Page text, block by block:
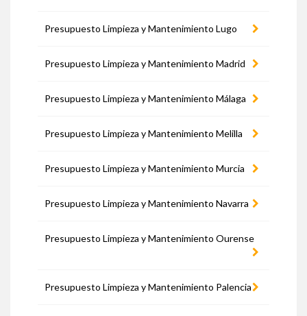
Presupuesto Limpieza y Mantenimiento Lugo
Presupuesto Limpieza y Mantenimiento Madrid
Presupuesto Limpieza y Mantenimiento Málaga
Presupuesto Limpieza y Mantenimiento Melilla
Presupuesto Limpieza y Mantenimiento Murcia
Presupuesto Limpieza y Mantenimiento Navarra
Presupuesto Limpieza y Mantenimiento Ourense
Presupuesto Limpieza y Mantenimiento Palencia